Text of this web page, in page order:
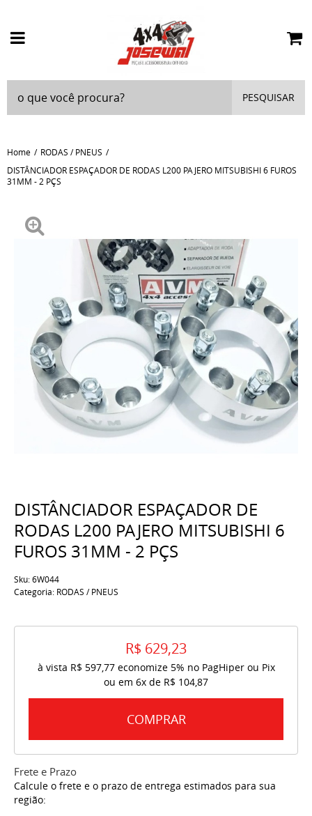
PESQUISAR
Home
RODAS / PNEUS
DISTÂNCIADOR ESPAÇADOR DE RODAS L200 PAJERO MITSUBISHI 6 FUROS
31MM - 2 PÇS
DISTÂNCIADOR ESPAÇADOR DE
RODAS L200 PAJERO MITSUBISHI 6
FUROS 31MM - 2 PÇS
Sku:6W044
Categoria: RODAS / PNEUS
R$ 629,23
à vista R$ 597,77economize 5% no PagHiper ou Pix
ou em 6x de R$ 104,87
COMPRAR
Frete e Prazo
Calcule o frete e o prazo de entrega estimados para sua
região: